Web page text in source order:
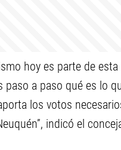
hoy es parte de
paso a paso qué es lo
los votos
indicó el